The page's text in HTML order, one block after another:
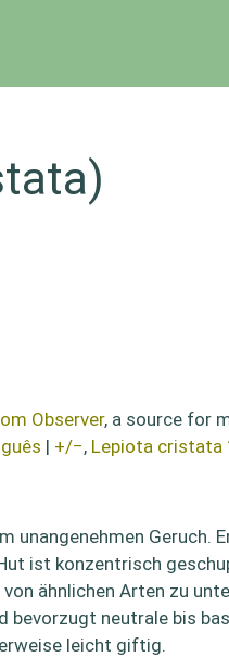
Observer, a source for
| +/−, Lepiota cristata
Geruch.
ist konzentrisch
ähnlichen Arten zu
neutrale bis
leicht giftig.